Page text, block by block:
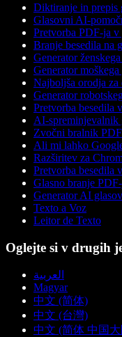
Diktiranje in prepis
Glasovni AI-
Pretvorba PDF-ja
Branje besedila na
Generator
Generator moškega
Najboljša orodja za
Generator
Pretvorba besedila
AI-spreminjevalnik
Zvočni bralnik
Ali mi lahko
Razširitev za
Pretvorba besedila
Glasno branje
Generator AI glasov
Texto a Voz
Leitor de Texto
Oglejte si v drugih
العربية
Magyar
中文 (简体)
中文 (台灣)
中文 (简体 中国